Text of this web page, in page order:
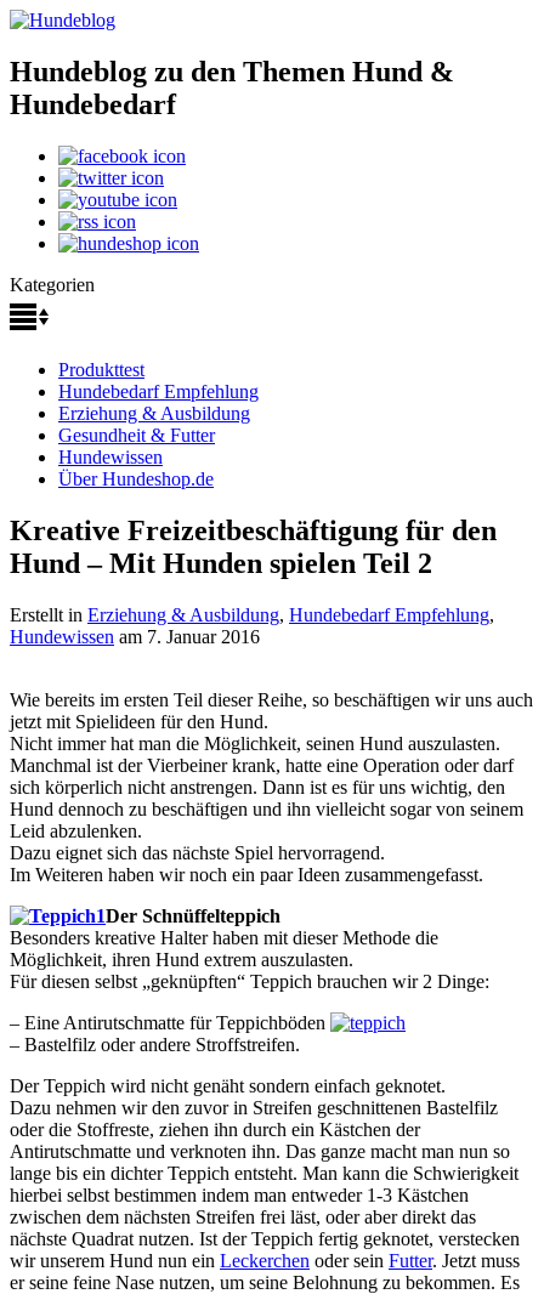
Hundeblog zu den Themen Hund &
Hundebedarf
Kategorien
Produkttest
Hundebedarf Empfehlung
Erziehung & Ausbildung
Gesundheit & Futter
Hundewissen
Über Hundeshop.de
Kreative Freizeitbeschäftigung für den
Hund – Mit Hunden spielen Teil 2
Erstellt in Erziehung & Ausbildung, Hundebedarf Empfehlung,
Hundewissen am 7. Januar 2016
Wie bereits im ersten Teil dieser Reihe, so beschäftigen wir uns auch
jetzt mit Spielideen für den Hund.
Nicht immer hat man die Möglichkeit, seinen Hund auszulasten.
Manchmal ist der Vierbeiner krank, hatte eine Operation oder darf
sich körperlich nicht anstrengen. Dann ist es für uns wichtig, den
Hund dennoch zu beschäftigen und ihn vielleicht sogar von seinem
Leid abzulenken.
Dazu eignet sich das nächste Spiel hervorragend.
Im Weiteren haben wir noch ein paar Ideen zusammengefasst.
Der Schnüffelteppich
Besonders kreative Halter haben mit dieser Methode die
Möglichkeit, ihren Hund extrem auszulasten.
Für diesen selbst „geknüpften“ Teppich brauchen wir 2 Dinge:
– Eine Antirutschmatte für Teppichböden
– Bastelfilz oder andere Stroffstreifen.
Der Teppich wird nicht genäht sondern einfach geknotet.
Dazu nehmen wir den zuvor in Streifen geschnittenen Bastelfilz
oder die Stoffreste, ziehen ihn durch ein Kästchen der
Antirutschmatte und verknoten ihn. Das ganze macht man nun so
lange bis ein dichter Teppich entsteht. Man kann die Schwierigkeit
hierbei selbst bestimmen indem man entweder 1-3 Kästchen
zwischen dem nächsten Streifen frei läst, oder aber direkt das
nächste Quadrat nutzen. Ist der Teppich fertig geknotet, verstecken
wir unserem Hund nun ein Leckerchen oder sein Futter. Jetzt muss
er seine feine Nase nutzen, um seine Belohnung zu bekommen. Es